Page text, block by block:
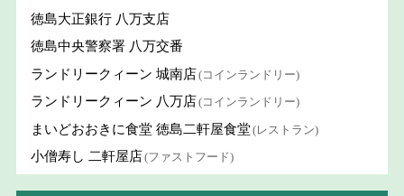
徳島大正銀行 八万支店
徳島中央警察署 八万交番
ランドリークィーン 城南店(コインランドリー)
ランドリークィーン 八万店(コインランドリー)
まいどおおきに食堂 徳島二軒屋食堂(レストラン)
小僧寿し 二軒屋店(ファストフード)